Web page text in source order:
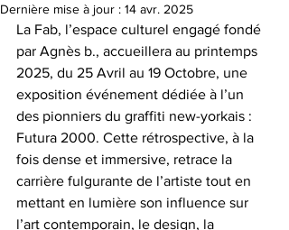
Dernière mise à jour : 14 avr. 2025
La Fab, l’espace culturel engagé fondé
par Agnès b., accueillera au printemps
2025, du 25 Avril au 19 Octobre, une
exposition événement dédiée à l’un
des pionniers du graffiti new-yorkais :
Futura 2000. Cette rétrospective, à la
fois dense et immersive, retrace la
carrière fulgurante de l’artiste tout en
mettant en lumière son influence sur
l’art contemporain, le design, la